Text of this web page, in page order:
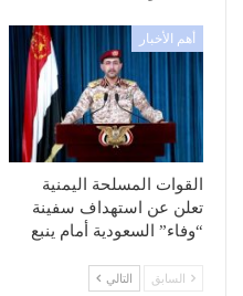
أهم الأخبار
القوات المسلحة اليمنية
تعلن عن استهداف سفينة
“وفاء” السعودية أمام ينبع
السابق التالي